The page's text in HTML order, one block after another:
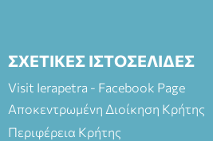
ΣΧΕΤΙΚΕΣ ΙΣΤΟΣΕΛΙΔΕΣ
Visit Ierapetra - Facebook Page
Αποκεντρωμένη Διοίκηση Κρήτης
Περιφέρεια Κρήτης